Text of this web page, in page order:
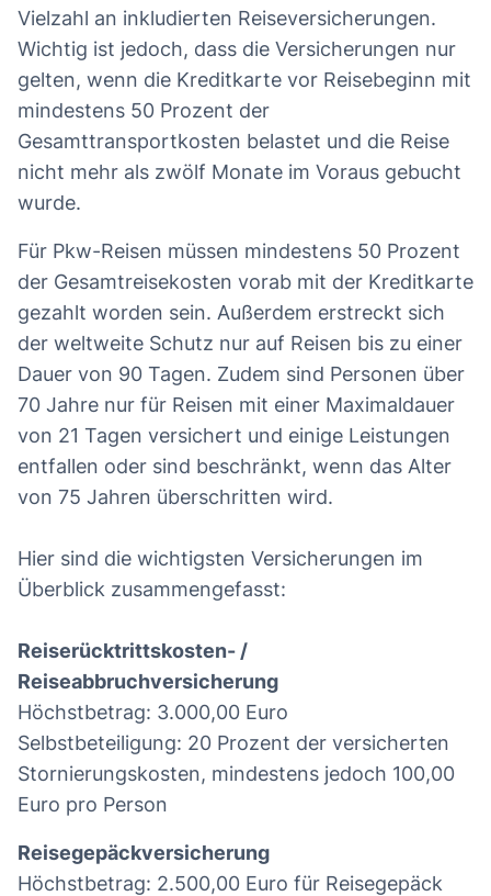
Vielzahl an inkludierten Reiseversicherungen.
Wichtig ist jedoch, dass die Versicherungen nur
gelten, wenn die Kreditkarte vor Reisebeginn mit
mindestens 50 Prozent der
Gesamttransportkosten belastet und die Reise
nicht mehr als zwölf Monate im Voraus gebucht
wurde.
Für Pkw-Reisen müssen mindestens 50 Prozent
der Gesamtreisekosten vorab mit der Kreditkarte
gezahlt worden sein. Außerdem erstreckt sich
der weltweite Schutz nur auf Reisen bis zu einer
Dauer von 90 Tagen. Zudem sind Personen über
70 Jahre nur für Reisen mit einer Maximaldauer
von 21 Tagen versichert und einige Leistungen
entfallen oder sind beschränkt, wenn das Alter
von 75 Jahren überschritten wird.
Hier sind die wichtigsten Versicherungen im
Überblick zusammengefasst:
Reiserücktrittskosten- /
Reiseabbruchversicherung
Höchstbetrag: 3.000,00 Euro
Selbstbeteiligung: 20 Prozent der versicherten
Stornierungskosten, mindestens jedoch 100,00
Euro pro Person
Reisegepäckversicherung
Höchstbetrag: 2.500,00 Euro für Reisegepäck